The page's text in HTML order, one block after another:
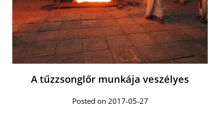
A tűzzsonglőr munkája veszélyes
Posted on 2017-05-27